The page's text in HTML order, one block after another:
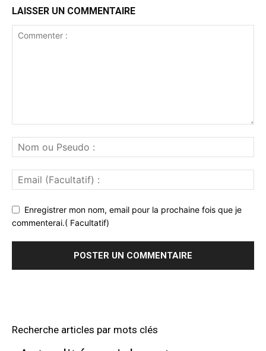
LAISSER UN COMMENTAIRE
Enregistrer mon nom, email pour la prochaine fois que je
commenterai.( Facultatif)
Recherche articles par mots clés